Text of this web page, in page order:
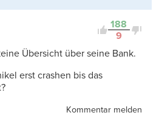
188
9
Übersicht über seine Bank.
erst crashen bis das
Kommentar melden